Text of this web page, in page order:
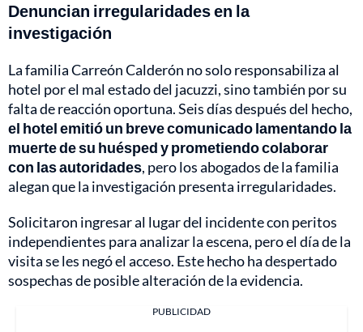
Denuncian irregularidades en la
investigación
La familia Carreón Calderón no solo responsabiliza al
hotel por el mal estado del jacuzzi, sino también por su
falta de reacción oportuna. Seis días después del hecho,
el hotel emitió un breve comunicado lamentando la
muerte de su huésped y prometiendo colaborar
con las autoridades, pero los abogados de la familia
alegan que la investigación presenta irregularidades.
Solicitaron ingresar al lugar del incidente con peritos
independientes para analizar la escena, pero el día de la
visita se les negó el acceso. Este hecho ha despertado
sospechas de posible alteración de la evidencia.
PUBLICIDAD